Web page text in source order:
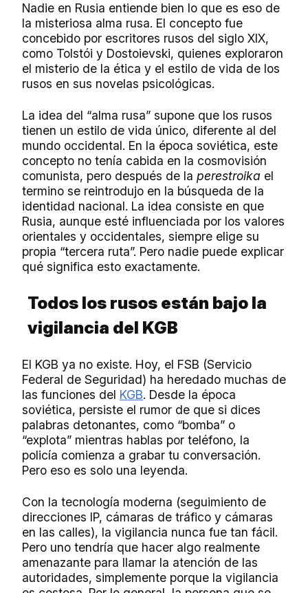
Nadie en Rusia entiende bien lo que es eso de
la misteriosa alma rusa. El concepto fue
concebido por escritores rusos del siglo XIX,
como Tolstói y Dostoievski, quienes exploraron
el misterio de la ética y el estilo de vida de los
rusos en sus novelas psicológicas.
La idea del “alma rusa” supone que los rusos
tienen un estilo de vida único, diferente al del
mundo occidental. En la época soviética, este
concepto no tenía cabida en la cosmovisión
comunista, pero después de la perestroika el
termino se reintrodujo en la búsqueda de la
identidad nacional. La idea consiste en que
Rusia, aunque esté influenciada por los valores
orientales y occidentales, siempre elige su
propia “tercera ruta”. Pero nadie puede explicar
qué significa esto exactamente.
Todos los rusos están bajo la
vigilancia del KGB
El KGB ya no existe. Hoy, el FSB (Servicio
Federal de Seguridad) ha heredado muchas de
las funciones del KGB. Desde la época
soviética, persiste el rumor de que si dices
palabras detonantes, como “bomba” o
“explota” mientras hablas por teléfono, la
policía comienza a grabar tu conversación.
Pero eso es solo una leyenda.
Con la tecnología moderna (seguimiento de
direcciones IP, cámaras de tráfico y cámaras
en las calles), la vigilancia nunca fue tan fácil.
Pero uno tendría que hacer algo realmente
amenazante para llamar la atención de las
autoridades, simplemente porque la vigilancia